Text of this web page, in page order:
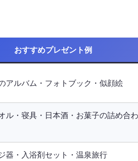
おすすめプレゼント例
アルバム・フォトブック・似顔絵
ル・寝具・日本酒・お菓子の詰め合わ
器・入浴剤セット・温泉旅行